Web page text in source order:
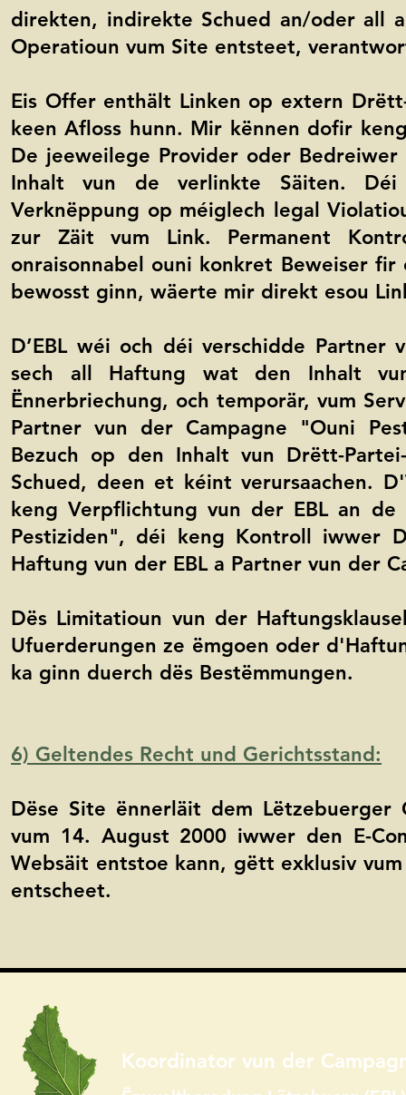
direkten, indirekte Schued an/oder all
Operatioun vum Site entsteet,
Eis Offer enthält Linken op extern
keen Afloss hunn. Mir kënnen dofir
De jeeweilege Provider oder
Inhalt vun de verlinkte Säiten.
Verknëppung op méiglech legal
zur Zäit vum Link. Permanent
onraisonnabel ouni konkret Beweiser
bewosst ginn, wäerte mir direkt esou
D’EBL wéi och déi verschidde Partner
sech all Haftung wat den Inhalt
Ënnerbriechung, och temporär, vum
Partner vun der Campagne "Ouni
Bezuch op den Inhalt vun Drëtt-
Schued, deen et kéint verursaachen.
keng Verpflichtung vun der EBL an
Pestiziden", déi keng Kontroll iwwer
Haftung vun der EBL a Partner vun der
Dës Limitatioun vun der
Ufuerderungen ze ëmgoen oder
ka ginn duerch dës Bestëmmungen.
6) Geltendes Recht und Gerichtsstand:
Dëse Site ënnerläit dem Lëtzebuerger
vum 14. August 2000 iwwer den E-
Websäit entstoe kann, gëtt exklusiv
entscheet.
Koordinator vun der